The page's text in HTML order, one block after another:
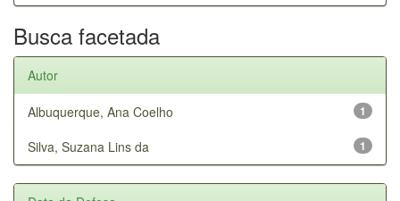
Busca facetada
Autor
1
Albuquerque, Ana Coelho
1
Silva, Suzana Lins da